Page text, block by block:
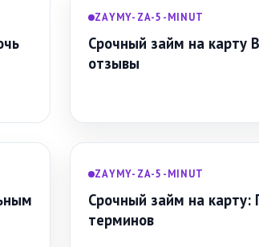
ZAYMY-ZA-5-MINUT
Срочный займ на карту
отзывы
ZAYMY-ZA-5-MINUT
Срочный займ на карту:
терминов